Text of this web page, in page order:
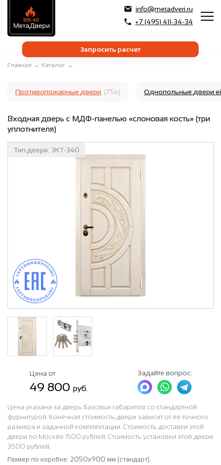
info@metadveri.ru
+7 (495) 411-34-34
Запросить расчет
Главная → Каталог →
Противопожарные двери (756) Однопольные двери
Входная дверь с МДФ-панелью «слоновая кость» (три
уплотнителя)
Тип двери: 3КТ-340
Цена от
49 800 руб.
Задайте вопрос:
Цена указана за дверь базовых габаритов со стандартной
фурнитурой. Конечная стоимость двери зависит от ее точного
размера и заданной комплектации. Стоимость доставки этой
двери по Москве 1500 рублей. Стоимость установки этой двери
3500 рублей.
Размер по коробке: 2050x900 мм (стандарт).